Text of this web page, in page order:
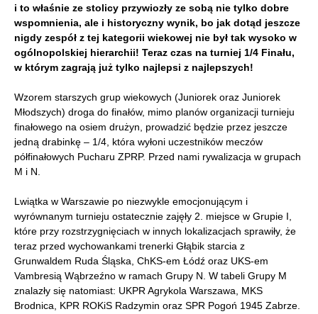
i to właśnie ze stolicy przywiozły ze sobą nie tylko dobre
wspomnienia, ale i historyczny wynik, bo jak dotąd jeszcze
nigdy zespół z tej kategorii wiekowej nie był tak wysoko w
ogólnopolskiej hierarchii! Teraz czas na turniej 1/4 Finału,
w którym zagrają już tylko najlepsi z najlepszych!
Wzorem starszych grup wiekowych (Juniorek oraz Juniorek
Młodszych) droga do finałów, mimo planów organizacji turnieju
finałowego na osiem drużyn, prowadzić będzie przez jeszcze
jedną drabinkę – 1/4, która wyłoni uczestników meczów
półfinałowych Pucharu ZPRP. Przed nami rywalizacja w grupach
M i N.
Lwiątka w Warszawie po niezwykle emocjonującym i
wyrównanym turnieju ostatecznie zajęły 2. miejsce w Grupie I,
które przy rozstrzygnięciach w innych lokalizacjach sprawiły, że
teraz przed wychowankami trenerki Głąbik starcia z
Grunwaldem Ruda Śląska, ChKS-em Łódź oraz UKS-em
Vambresią Wąbrzeźno w ramach Grupy N. W tabeli Grupy M
znalazły się natomiast: UKPR Agrykola Warszawa, MKS
Brodnica, KPR ROKiS Radzymin oraz SPR Pogoń 1945 Zabrze.